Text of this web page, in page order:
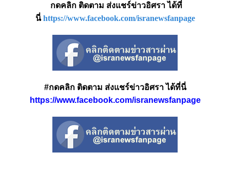
กดคลิก ติดตาม ส่งแชร์ข่าวอิศรา ได้ที่
นี่ https://www.facebook.com/isranewsfanpage
#กดคลิก ติดตาม ส่งแชร์ข่าวอิศรา ได้ที่นี่
https://www.facebook.com/isranewsfanpage